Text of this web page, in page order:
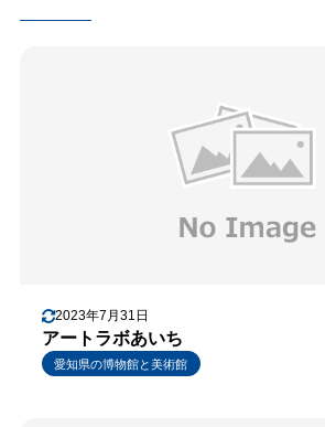
2023年7月31日
アートラボあいち
愛知県の博物館と美術館